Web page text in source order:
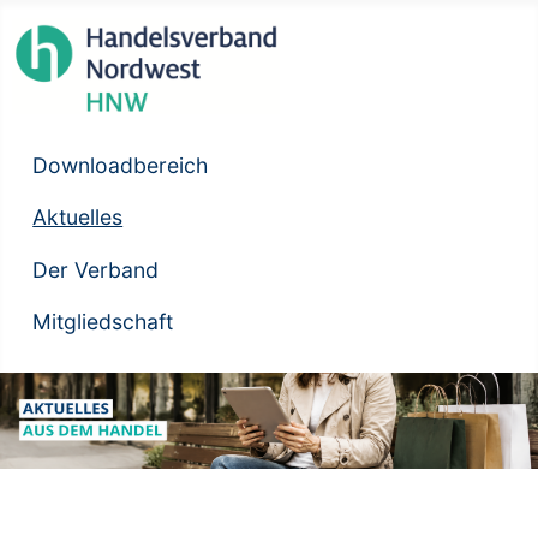
Downloadbereich
Aktuelles
Der Verband
Mitgliedschaft